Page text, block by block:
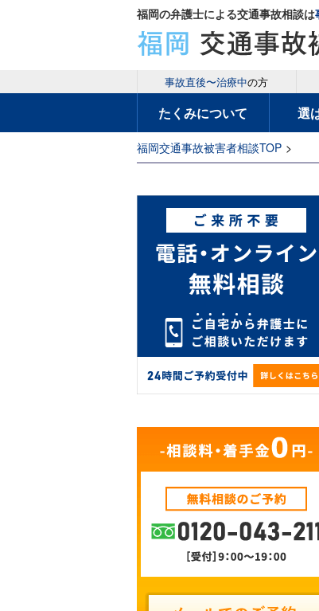
福岡の弁護士による交通事故相談は
事故直後〜治療中の方
たくみについて 選
福岡交通事故被害者相談TOP >